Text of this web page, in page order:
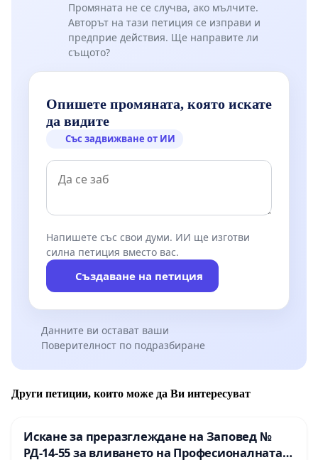
Промяната не се случва, ако мълчите.
Авторът на тази петиция се изправи и
предприе действия. Ще направите ли
същото?
Опишете промяната, която искате
да видите
Със задвижване от ИИ
Напишете със свои думи. ИИ ще изготви
силна петиция вместо вас.
Създаване на петиция
Данните ви остават ваши
Поверителност по подразбиране
Други петиции, които може да Ви интересуват
Искане за преразглеждане на Заповед №
РД-14-55 за вливането на Професионалната